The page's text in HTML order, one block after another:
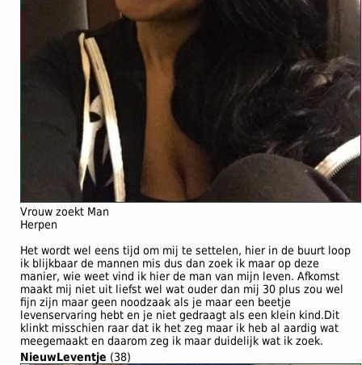
Vrouw zoekt Man
Herpen
Het wordt wel eens tijd om mij te settelen, hier in de buurt loop
ik blijkbaar de mannen mis dus dan zoek ik maar op deze
manier, wie weet vind ik hier de man van mijn leven. Afkomst
maakt mij niet uit liefst wel wat ouder dan mij 30 plus zou wel
fijn zijn maar geen noodzaak als je maar een beetje
levenservaring hebt en je niet gedraagt als een klein kind.Dit
klinkt misschien raar dat ik het zeg maar ik heb al aardig wat
meegemaakt en daarom zeg ik maar duidelijk wat ik zoek.
NieuwLeventje (38)